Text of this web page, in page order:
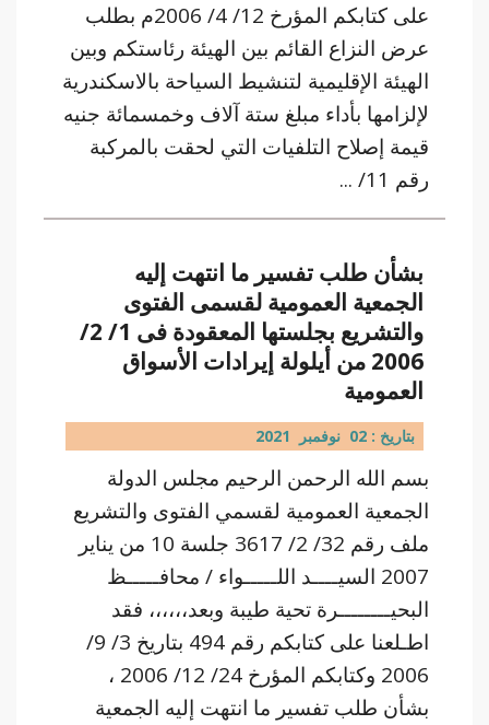
على كتابكم المؤرخ 12/ 4/ 2006م بطلب
عرض النزاع القائم بين الهيئة رئاستكم وبين
الهيئة الإقليمية لتنشيط السياحة بالاسكندرية
لإلزامها بأداء مبلغ ستة آلاف وخمسمائة جنيه
قيمة إصلاح التلفيات التي لحقت بالمركبة
رقم 11/ ...
بشأن طلب تفسير ما انتهت إليه
الجمعية العمومية لقسمى الفتوى
والتشريع بجلستها المعقودة فى 1/ 2/
2006 من أيلولة إيرادات الأسواق
العمومية
بتاريخ : 02 نوفمبر 2021
بسم الله الرحمن الرحيم مجلس الدولة
الجمعية العمومية لقسمي الفتوى والتشريع
ملف رقم 32/ 2/ 3617 جلسة 10 من يناير
2007 السيــــد اللـــــواء / محافـــــظ
البحيــــــــرة تحية طيبة وبعد،،،،،، فقد
اطـلعنا على كتابكم رقم 494 بتاريخ 3/ 9/
2006 وكتابكم المؤرخ 24/ 12/ 2006 ،
بشأن طلب تفسير ما انتهت إليه الجمعية